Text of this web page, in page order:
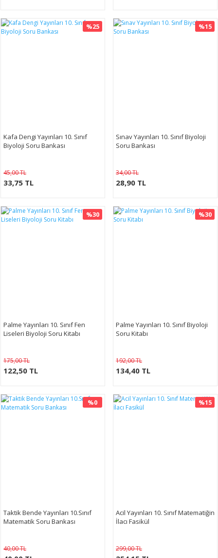
%25
Kafa Dengi Yayınları 10. Sınıf
Biyoloji Soru Bankası
45,00 TL
33,75 TL
%15
Sınav Yayınları 10. Sınıf Biyoloji
Soru Bankası
34,00 TL
28,90 TL
%30
Palme Yayınları 10. Sınıf Fen
Liseleri Biyoloji Soru Kitabı
175,00 TL
122,50 TL
%30
Palme Yayınları 10. Sınıf Biyoloji
Soru Kitabı
192,00 TL
134,40 TL
%0
Taktik Bende Yayınları 10.Sınıf
Matematik Soru Bankası
40,00 TL
%15
Acil Yayınları 10. Sınıf Matematiğin
İlacı Fasikül
299,00 TL